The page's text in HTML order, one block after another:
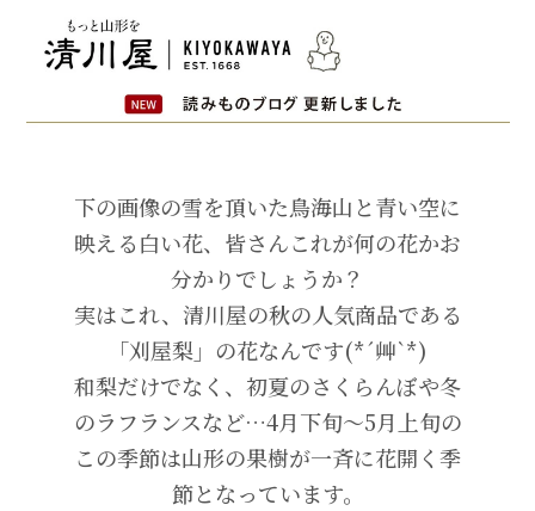
下の画像の雪を頂いた鳥海山と青い空に
映える白い花、皆さんこれが何の花かお
分かりでしょうか？
実はこれ、清川屋の秋の人気商品である
「刈屋梨」の花なんです(*´艸`*)
和梨だけでなく、初夏のさくらんぼや冬
のラフランスなど…4月下旬～5月上旬の
この季節は山形の果樹が一斉に花開く季
節となっています。